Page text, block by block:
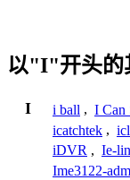
以"I"开头的
I i ball , I Can
icatchtek ,
iDVR , Ie-
Ime3122-